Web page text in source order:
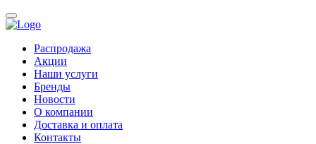
Распродажа
Акции
Наши услуги
Бренды
Новости
О компании
Доставка и оплата
Контакты